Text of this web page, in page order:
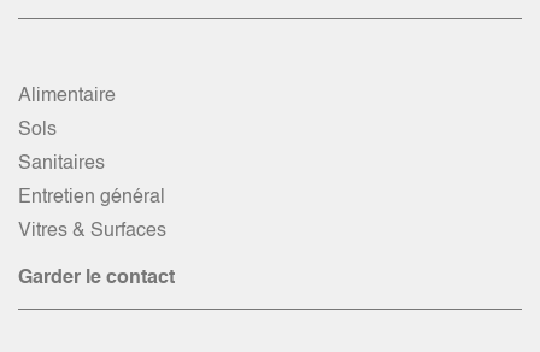
Alimentaire
Sols
Sanitaires
Entretien général
Vitres & Surfaces
Garder le contact